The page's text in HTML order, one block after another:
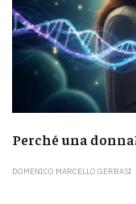
Perché una
DOMENICO MARCELLO GERBASI